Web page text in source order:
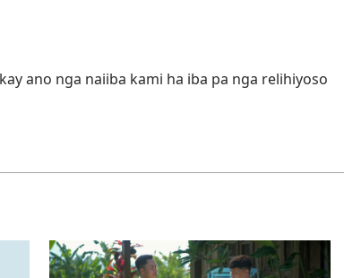
ano nga naiiba kami ha iba pa nga relihiyoso